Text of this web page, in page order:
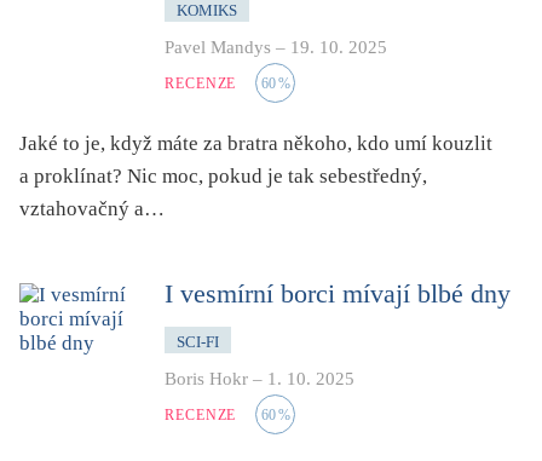
KOMIKS
Pavel Mandys – 19. 10. 2025
RECENZE 60%
Jaké to je, když máte za bratra někoho, kdo umí kouzlit
a proklínat? Nic moc, pokud je tak sebestředný,
vztahovačný a…
I vesmírní borci mívají blbé dny
SCI-FI
Boris Hokr – 1. 10. 2025
RECENZE 60%